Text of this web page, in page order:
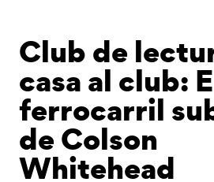
Club de
casa al club:
ferrocarril
de Colson
Whitehead